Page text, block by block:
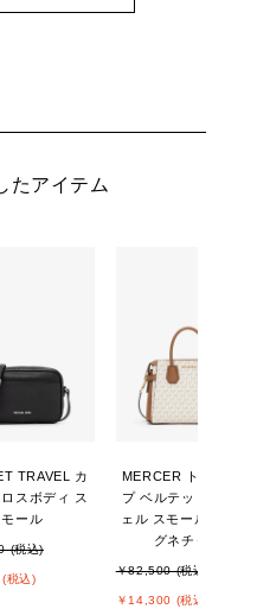
たアイテム
TRAVEL カ
ロスボディ ス
モール
(税込)
税込)
MERCER トップジッ
プ ベルテッド サッチ
ェル スモール - MKシ
グネチャー
￥82,500 (税込)
￥14,300 (税込)